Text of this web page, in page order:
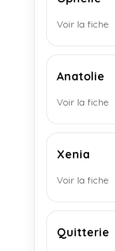
Voir la fiche
Anatolie
Voir la fiche
Xenia
Voir la fiche
Quitterie